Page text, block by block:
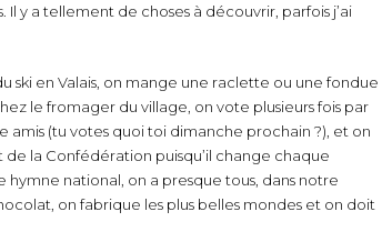
y a tellement de choses à découvrir, parfois j’ai
du ski en Valais, on mange une raclette ou une fondue
le fromager du village, on vote plusieurs fois par
amis (tu votes quoi toi dimanche prochain ?), et on
de la Confédération puisqu’il change chaque
national, on a presque tous, dans notre
on fabrique les plus belles mondes et on doit